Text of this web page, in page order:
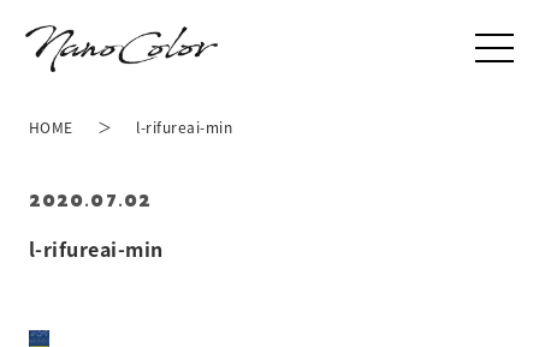
l-rifureai-min
2020.07.02
HOME l-rifureai-min